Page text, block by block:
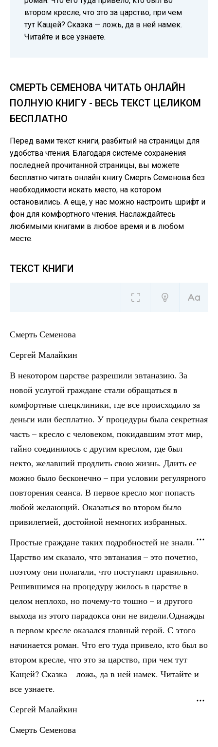
втором кресле, что это за царство, при чем
тут Кащей? Сказка — ложь, да в ней намек.
Читайте и все узнаете.
СМЕРТЬ СЕМЕНОВА ЧИТАТЬ ОНЛАЙН
ПОЛНУЮ КНИГУ - ВЕСЬ ТЕКСТ ЦЕЛИКОМ
БЕСПЛАТНО
Перед вами текст книги, разбитый на страницы для
удобства чтения. Благодаря системе сохранения
последней прочитанной страницы, вы можете
бесплатно читать онлайн книгу Смерть Семенова без
необходимости искать место, на котором
остановились. А еще, у нас можно настроить шрифт и
фон для комфортного чтения. Наслаждайтесь
любимыми книгами в любое время и в любом
месте.
ТЕКСТ КНИГИ
Смерть Семенова
Сергей Малайкин
В некотором царстве разрешили эвтаназию. За
новой услугой граждане стали обращаться в
комфортные спецклиники, где все происходило за
деньги или бесплатно. У процедуры была секретная
часть – кресло с человеком, покидавшим этот мир,
тайно соединялось с другим креслом, где был
некто, желавший продлить свою жизнь. Длить ее
можно было бесконечно – при условии регулярного
повторения сеанса. В первое кресло мог попасть
любой желающий. Оказаться во втором было
привилегией, достойной немногих избранных.
Простые граждане таких подробностей не знали.
Царство им сказало, что эвтаназия – это почетно,
поэтому они полагали, что поступают правильно.
Решившимся на процедуру жилось в царстве в
целом неплохо, но почему-то тошно – и другого
выхода из этого парадокса они не видели.Однажды
в первом кресле оказался главный герой. С этого
начинается роман. Что его туда привело, кто был во
втором кресле, что это за царство, при чем тут
Кащей? Сказка – ложь, да в ней намек. Читайте и
все узнаете.
Сергей Малайкин
Смерть Семенова